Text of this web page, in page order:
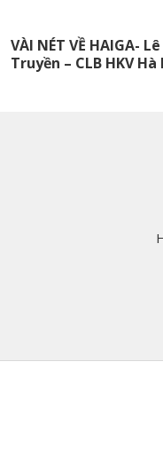
VÀI NÉT VỀ HAIGA-
Truyền – CLB HKV Hà